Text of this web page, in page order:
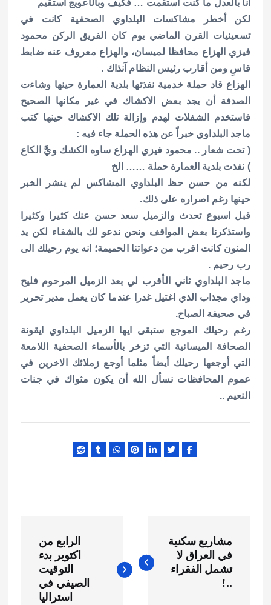
أنا بالعدل ما كنت استقمت … فكيف وبالأعويج أستقيم
لكن أخطر مشاكسات البلداوي الصحفية كانت في
تسعينيات القرن الماضي يوم كان الفريق الركن محمود
فيزي الهزاع محافظا لميسان، والهزاع معروف عنه ضابط
قاسِ ومن أقارب رئيس النظام آنذاك .
الهزاع قاد حملة خدمية نفذتها بلدية العمارة حينها وشاءت
الصدفة أن يجد بعض الاكشاك في غير مكانها الصحيح
فاستخدم الشفلات لهدم وإزالة تلك الاكشاك حينها كتب
ماجد البلداوي خبراً عن هذه الحملة جاء فيه :
( تحت شعار .. محمود فيزي الهزاع ساوه الكشك ويَّ الكاع
) نفذت بلدية العمارة حملة …… الخ
لكنه من حسن حظ البلداوي المشاكس لم ينشر الخبر
حينها رغم اصراره على ذلك.
قبل اسبوع تحدث والزميل سعد حسن عنك كثيرا وكثيرا
واستذكرنا بعض المواقف ونحن ندعو لك بالشفاء لكن يد
المنون كانت اقرب من دعواتنا الحميمة؛ انه يوم رحيلك الى
رب رحيم .
ماجد البلداوي ثاني الأقرب لي بعد الزميل المرحوم فليح
وداي مجذاب الذي اغتيل غدرا عندما كان يعمل مدير تحرير
في صحيفة الصباح.
رغم رحيلك الموجع ستبقى ايها الزميل البلداوي ايقونة
الصحافة الميسانية التي تزخر بالأسماء الصحفية اللامعة
التي أوجعها رحيلك أيضاً مثلما أوجع زملائك الاخرين في
عموم المحافظات نسأل الله أن يكون مثواك في جنات
النعيم ..
ص
مشاريع سكنية
في العراق لا
تشمل الفقراء
..!
الرابع من
اكتوبر بدء
التوقيت
الصيفي في
استراليا